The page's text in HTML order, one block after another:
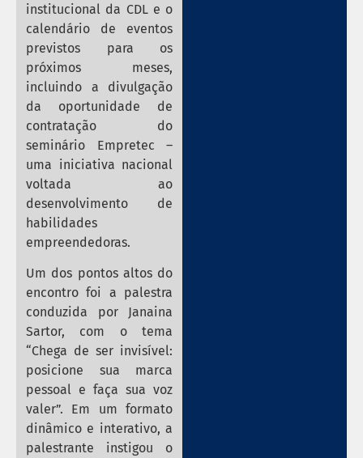
institucional da CDL e o
calendário de eventos
previstos para os
próximos meses,
incluindo a divulgação
da oportunidade de
contratação do
seminário Empretec –
uma iniciativa nacional
voltada ao
desenvolvimento de
habilidades
empreendedoras.
Um dos pontos altos do
encontro foi a palestra
conduzida por Janaina
Sartor, com o tema
“Chega de ser invisível:
posicione sua marca
pessoal e faça sua voz
valer”. Em um formato
dinâmico e interativo, a
palestrante instigou o